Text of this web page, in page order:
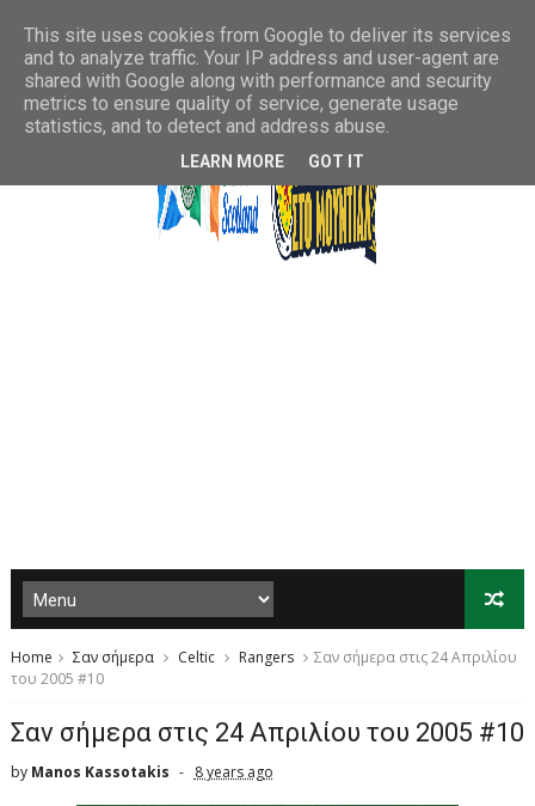
Home Σαν σήμερα Celtic Rangers
Σαν σήμερα στις 24 Απριλίου
του 2005 #10
Σαν σήμερα στις 24 Απριλίου του 2005 #10
by Manos Kassotakis 8 years ago
This site uses cookies from Google to deliver its services
and to analyze traffic. Your IP address and user-agent are
shared with Google along with performance and security
metrics to ensure quality of service, generate usage
statistics, and to detect and address abuse.
LEARN MORE GOT IT